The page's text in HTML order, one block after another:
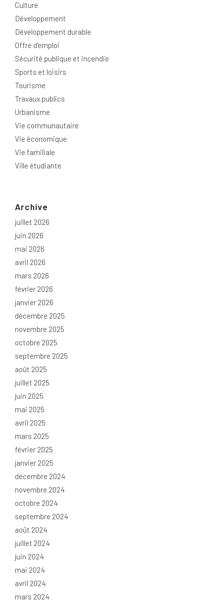
Culture
Développement
Développement durable
Offre d'emploi
Sécurité publique et incendie
Sports et loisirs
Tourisme
Travaux publics
Urbanisme
Vie communautaire
Vie économique
Vie familiale
Ville étudiante
Archive
juillet 2026
juin 2026
mai 2026
avril 2026
mars 2026
février 2026
janvier 2026
décembre 2025
novembre 2025
octobre 2025
septembre 2025
août 2025
juillet 2025
juin 2025
mai 2025
avril 2025
mars 2025
février 2025
janvier 2025
décembre 2024
novembre 2024
octobre 2024
septembre 2024
août 2024
juillet 2024
juin 2024
mai 2024
avril 2024
mars 2024